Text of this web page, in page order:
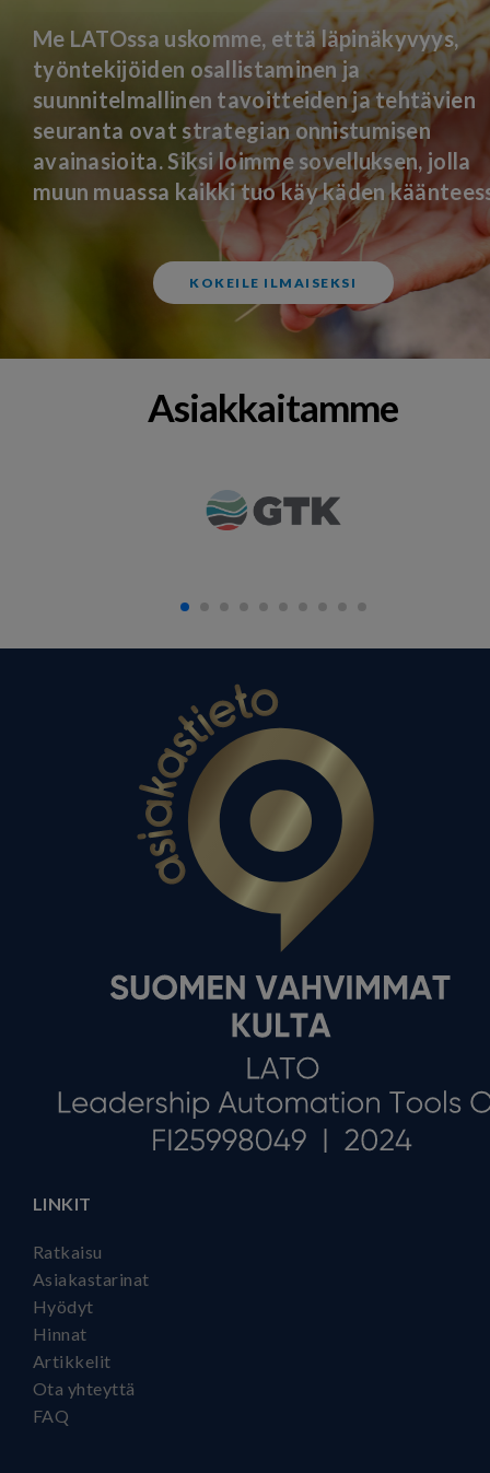
Me LATOssa uskomme, että läpinäkyvyys,
työntekijöiden osallistaminen ja
suunnitelmallinen tavoitteiden ja tehtävien
seuranta ovat strategian onnistumisen
avainasioita. Siksi loimme sovelluksen, jolla
muun muassa kaikki tuo käy käden
KOKEILE ILMAISEKSI
Asiakkaitamme
LINKIT
Ratkaisu
Asiakastarinat
Hyödyt
Hinnat
Artikkelit
Ota yhteyttä
FAQ